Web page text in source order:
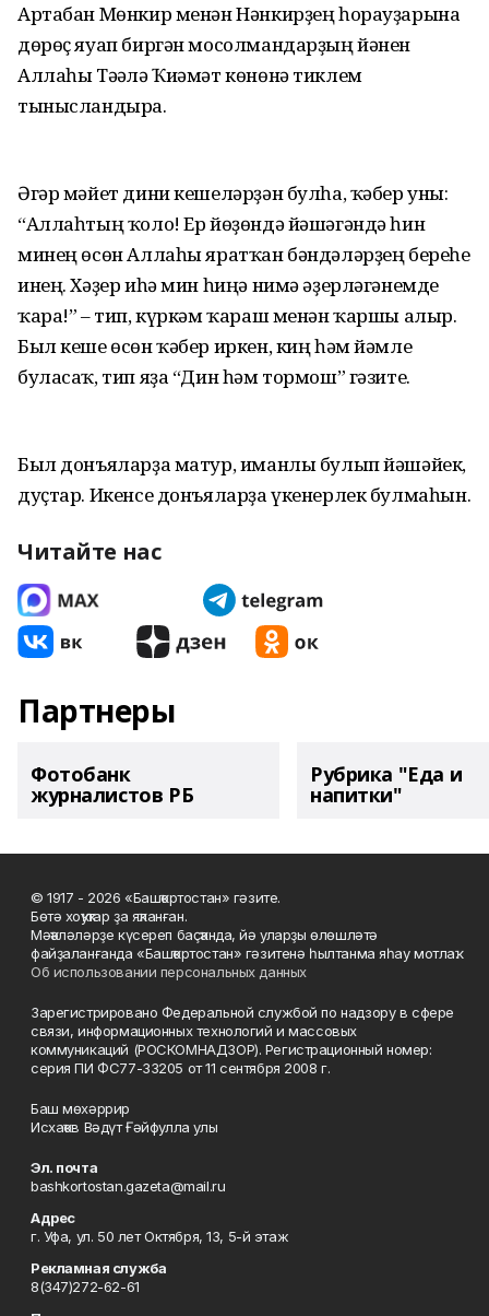
Артабан Мөнкир менән Нәнкирҙең һорауҙарына
дөрөҫ яуап биргән мосолмандарҙың йәнен
Аллаһы Тәғәлә Ҡиәмәт көнөнә тиклем
тынысландыра.
Әгәр мәйет дини кешеләрҙән булһа, ҡәбер уны:
“Аллаһтың ҡоло! Ер йөҙөндә йәшәгәндә һин
минең өсөн Аллаһы яратҡан бәндәләрҙең береһе
инең. Хәҙер иһә мин һиңә нимә әҙерләгәнемде
ҡара!” – тип, күркәм ҡараш менән ҡаршы алыр.
Был кеше өсөн ҡәбер иркен, киң һәм йәмле
буласаҡ, тип яҙа “Дин һәм тормош” гәзите.
Был донъяларҙа матур, иманлы булып йәшәйек,
дуҫтар. Икенсе донъяларҙа үкенерлек булмаһын.
Читайте нас
Партнеры
Фотобанк
журналистов РБ
Рубрика "Еда и
напитки"
© 1917 - 2026 «Башҡортостан» гәзите.
Бөтә хоҡуҡтар ҙа яҡланған.
Мәҡәләләрҙе күсереп баҫҡанда, йә уларҙы өлөшләтә
файҙаланғанда «Башҡортостан» гәзитенә һылтанма яһау мотлаҡ.
Об использовании персональных данных
Зарегистрировано Федеральной службой по надзору в сфере
связи, информационных технологий и массовых
коммуникаций (РОСКОМНАДЗОР). Регистрационный номер:
серия ПИ ФС77-33205 от 11 сентября 2008 г.
Баш мөхәррир
Исхаҡов Вәдүт Ғәйфулла улы
Эл. почта
bashkortostan.gazeta@mail.ru
Адрес
г. Уфа, ул. 50 лет Октября, 13, 5-й этаж
Рекламная служба
8(347)272-62-61